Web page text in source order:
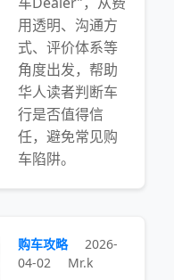
用透明、沟通方
式、评价体系等
角度出发，帮助
华人读者判断车
行是否值得信
任，避免常见购
车陷阱。
购车攻略
2026-
04-02
Mr.k